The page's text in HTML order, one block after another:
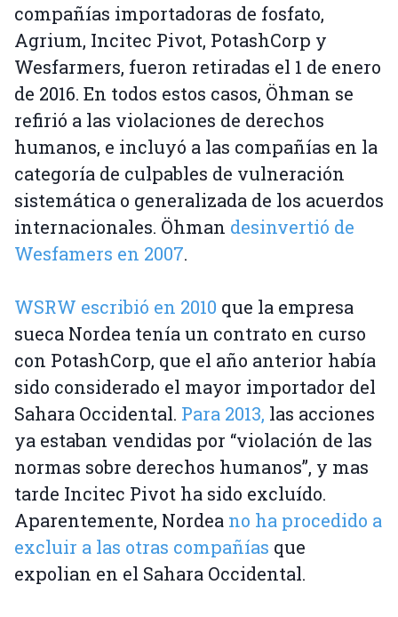
compañías importadoras de fosfato,
Agrium, Incitec Pivot, PotashCorp y
Wesfarmers, fueron retiradas el 1 de enero
de 2016. En todos estos casos, Öhman se
refirió a las violaciones de derechos
humanos, e incluyó a las compañías en la
categoría de culpables de vulneración
sistemática o generalizada de los acuerdos
internacionales. Öhman desinvertió de
Wesfamers en 2007.
WSRW escribió en 2010 que la empresa
sueca Nordea tenía un contrato en curso
con PotashCorp, que el año anterior había
sido considerado el mayor importador del
Sahara Occidental. Para 2013, las acciones
ya estaban vendidas por “violación de las
normas sobre derechos humanos”, y mas
tarde Incitec Pivot ha sido excluído.
Aparentemente, Nordea no ha procedido a
excluir a las otras compañías que
expolian en el Sahara Occidental.